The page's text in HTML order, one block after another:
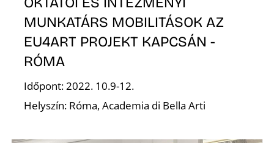
MUNKATÁRS MOBILITÁSOK AZ
EU4ART PROJEKT KAPCSÁN -
RÓMA
Időpont: 2022. 10.9-12.
Helyszín: Róma, Academia di Bella Arti